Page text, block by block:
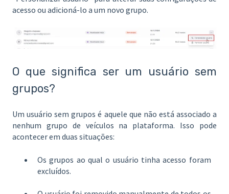
acesso ou adicioná-lo a um novo grupo.
O que significa ser um usuário sem
grupos?
Um usuário sem grupos é aquele que não está associado a
nenhum grupo de veículos na plataforma. Isso pode
acontecer em duas situações:
Os grupos ao qual o usuário tinha acesso foram
excluídos.